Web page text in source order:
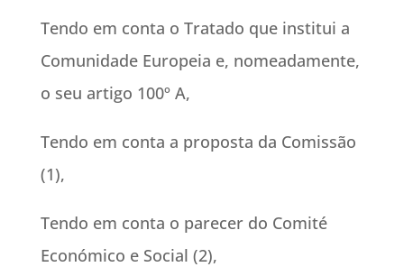
Tendo em conta o Tratado que institui a
Comunidade Europeia e, nomeadamente,
o seu artigo 100º A,
Tendo em conta a proposta da Comissão
(1),
Tendo em conta o parecer do Comité
Económico e Social (2),